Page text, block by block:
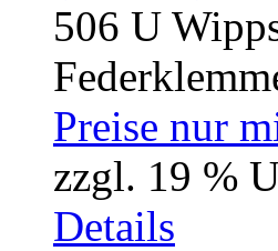
506 U
Preise nur
zzgl. 19 %
Details